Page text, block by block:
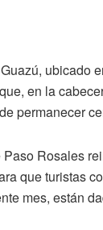
ubicado
en la
permanecer
Rosales
que turistas
mes, están